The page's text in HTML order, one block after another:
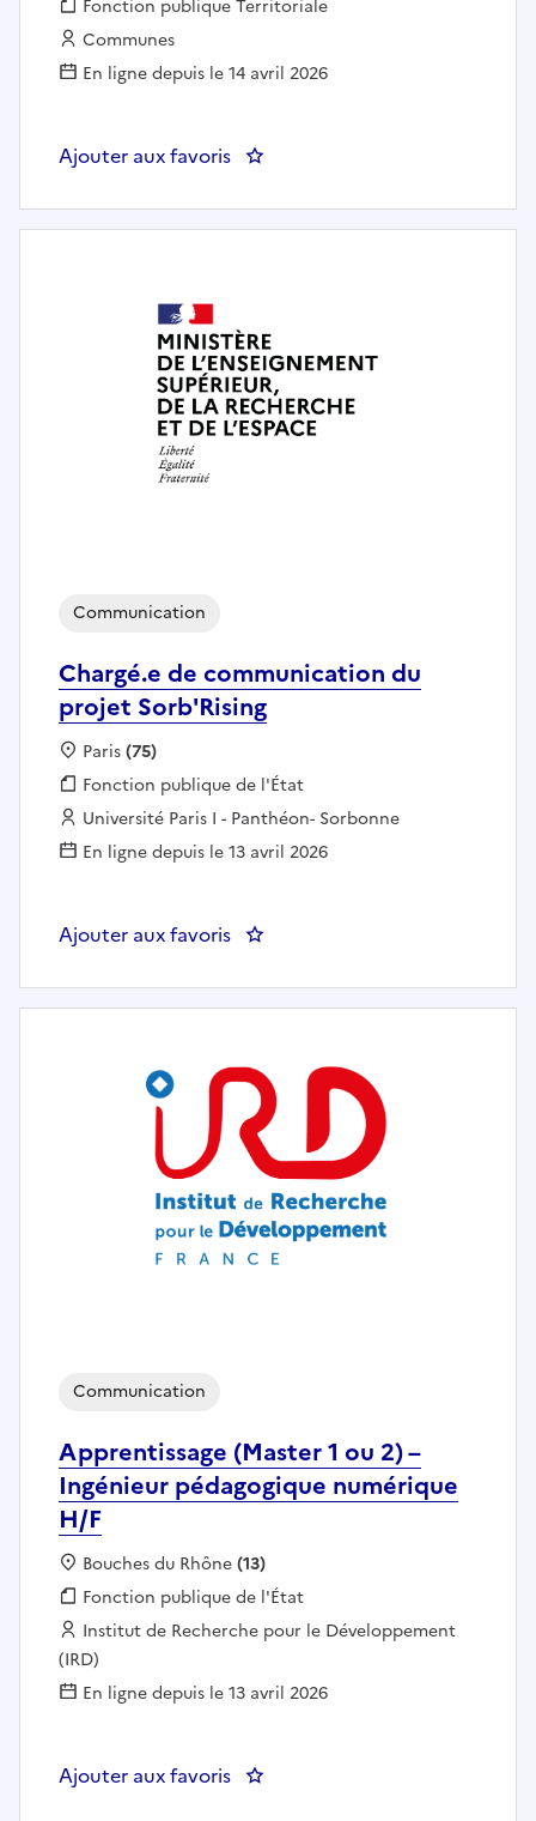
Fonction publique :
Fonction publique Territoriale
Employeur :
Communes
En ligne depuis le 14 avril 2026
Ajouter aux favoris : Assistant de production -
Chargé.e de communication du
projet Sorb'Rising
Communication
Localisation :
Paris(75)
Fonction publique :
Fonction publique de l'État
Employeur :
Université Paris I - Panthéon- Sorbonne
En ligne depuis le 13 avril 2026
Ajouter aux favoris : Chargé.e de communication
Apprentissage (Master 1 ou 2) –
Ingénieur pédagogique numérique
H/F
Communication
Localisation :
Bouches du Rhône(13)
Fonction publique :
Fonction publique de l'État
Employeur :
Institut de Recherche pour le Développement
(IRD)
En ligne depuis le 13 avril 2026
Ajouter aux favoris : Apprentissage (Master 1 ou